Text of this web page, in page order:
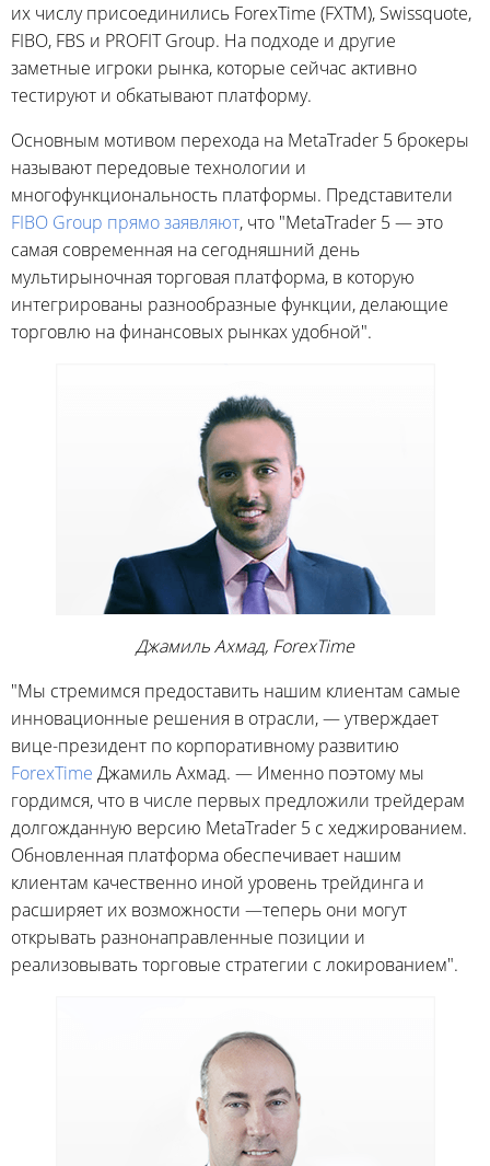
их числу присоединились ForexTime (FXTM), Swissquote,
FIBO, FBS и PROFIT Group. На подходе и другие
заметные игроки рынка, которые сейчас активно
тестируют и обкатывают платформу.
Основным мотивом перехода на MetaTrader 5 брокеры
называют передовые технологии и
многофункциональность платформы. Представители
FIBO Group прямо заявляют, что "MetaTrader 5 — это
самая современная на сегодняшний день
мультирыночная торговая платформа, в которую
интегрированы разнообразные функции, делающие
торговлю на финансовых рынках удобной".
Джамиль Ахмад, ForexTime
"Мы стремимся предоставить нашим клиентам самые
инновационные решения в отрасли, — утверждает
вице-президент по корпоративному развитию
ForexTime Джамиль Ахмад. — Именно поэтому мы
гордимся, что в числе первых предложили трейдерам
долгожданную версию MetaTrader 5 с хеджированием.
Обновленная платформа обеспечивает нашим
клиентам качественно иной уровень трейдинга и
расширяет их возможности —теперь они могут
открывать разнонаправленные позиции и
реализовывать торговые стратегии с локированием".